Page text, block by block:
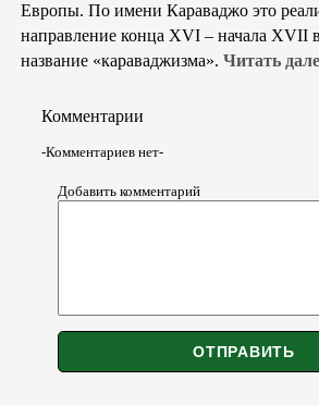
Европы. По имени Караваджо это
направление конца XVI – начала XVII
название «караваджизма». Читать
Комментарии
-Комментариев нет-
Добавить комментарий